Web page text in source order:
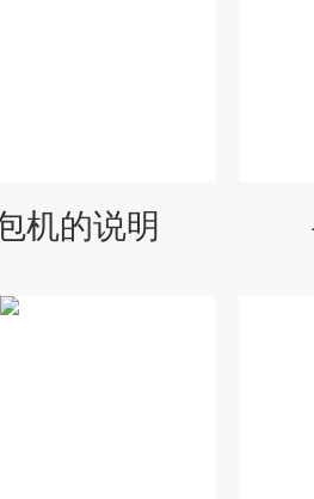
机的说明